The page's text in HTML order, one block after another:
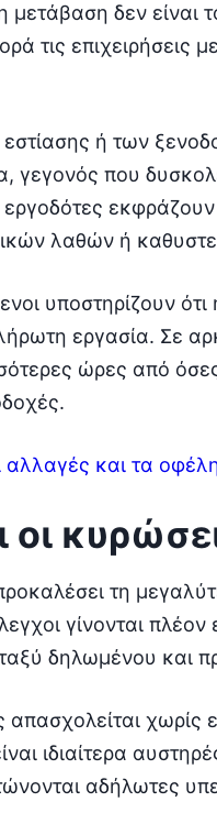
η μετάβαση δεν
τις επιχειρήσεις
ή των
γεγονός που
εργοδότες
λαθών ή
υποστηρίζουν ότι
εργασία. Σε
ώρες από
αλλαγές και τα
οι
τη
γίνονται
δηλωμένου και
ιδιαίτερα
αδήλωτες